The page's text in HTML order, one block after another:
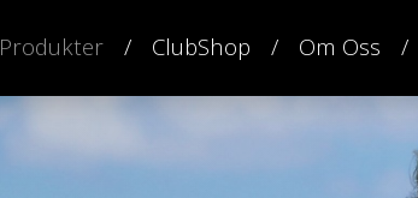
Produkter ClubShop Om Oss